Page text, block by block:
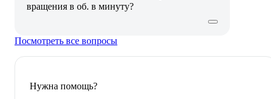
вращения в об. в минуту?
Посмотреть все вопросы
Нужна помощь?